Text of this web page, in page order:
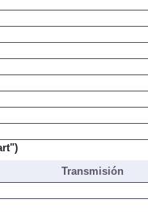
Transmisión